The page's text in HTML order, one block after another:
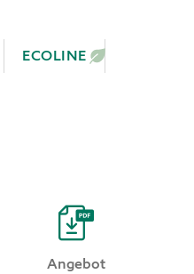
ECOLINE
Angebot